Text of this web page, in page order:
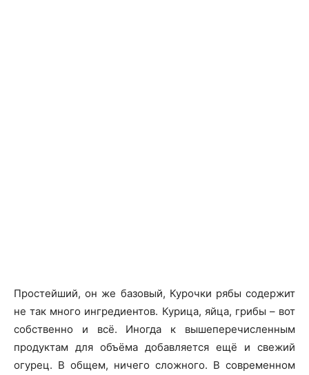
Простейший, он же базовый, Курочки рябы содержит
не так много ингредиентов. Курица, яйца, грибы – вот
собственно и всё. Иногда к вышеперечисленным
продуктам для объёма добавляется ещё и свежий
огурец. В общем, ничего сложного. В современном